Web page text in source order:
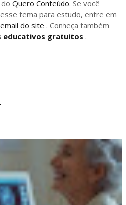
Quero Conteúdo. Se você
tema para estudo, entre em
email do site . Conheça também
educativos gratuitos .